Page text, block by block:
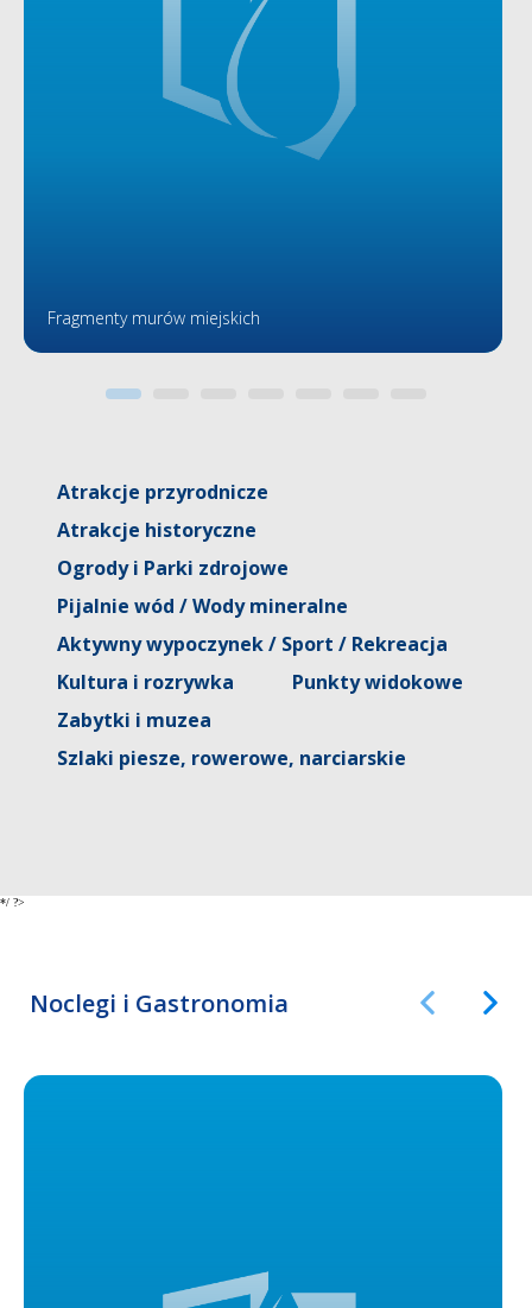
Fragmenty murów miejskich
Atrakcje przyrodnicze
Atrakcje historyczne
Ogrody i Parki zdrojowe
Pijalnie wód / Wody mineralne
Aktywny wypoczynek / Sport / Rekreacja
Kultura i rozrywka
Punkty widokowe
Zabytki i muzea
Szlaki piesze, rowerowe, narciarskie
*/ ?>
Noclegi i Gastronomia